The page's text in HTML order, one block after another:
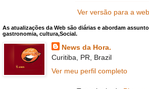
Ver versão para a web
As atualizações da Web são diárias e abordam
gastronomia, cultura,Social.
News da Hora.
Curitiba, PR, Brazil
Ver meu perfil completo